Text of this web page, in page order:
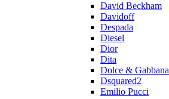
David Beckham
Davidoff
Despada
Diesel
Dior
Dita
Dolce & Gabbana
Dsquared2
Emilio Pucci